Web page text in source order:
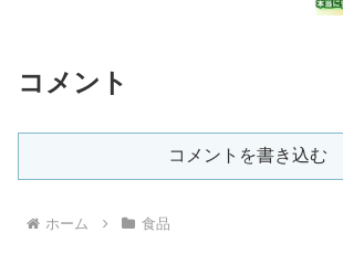
コメント
コメントを書き込む
ホーム 食品